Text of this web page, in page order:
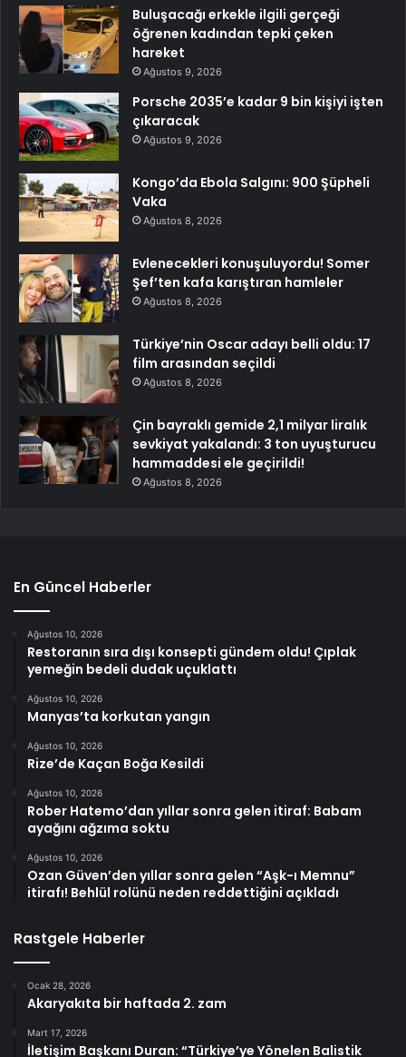
Buluşacağı erkekle ilgili gerçeği
öğrenen kadından tepki çeken
hareket
Ağustos 9, 2026
Porsche 2035’e kadar 9 bin kişiyi işten
çıkaracak
Ağustos 9, 2026
Kongo’da Ebola Salgını: 900 Şüpheli
Vaka
Ağustos 8, 2026
Evlenecekleri konuşuluyordu! Somer
Şef’ten kafa karıştıran hamleler
Ağustos 8, 2026
Türkiye’nin Oscar adayı belli oldu: 17
film arasından seçildi
Ağustos 8, 2026
Çin bayraklı gemide 2,1 milyar liralık
sevkiyat yakalandı: 3 ton uyuşturucu
hammaddesi ele geçirildi!
Ağustos 8, 2026
En Güncel Haberler
Ağustos 10, 2026
Restoranın sıra dışı konsepti gündem oldu! Çıplak
yemeğin bedeli dudak uçuklattı
Ağustos 10, 2026
Manyas’ta korkutan yangın
Ağustos 10, 2026
Rize’de Kaçan Boğa Kesildi
Ağustos 10, 2026
Rober Hatemo’dan yıllar sonra gelen itiraf: Babam
ayağını ağzıma soktu
Ağustos 10, 2026
Ozan Güven’den yıllar sonra gelen “Aşk-ı Memnu”
itirafı! Behlül rolünü neden reddettiğini açıkladı
Rastgele Haberler
Ocak 28, 2026
Akaryakıta bir haftada 2. zam
Mart 17, 2026
İletişim Başkanı Duran: “Türkiye’ye Yönelen Balistik